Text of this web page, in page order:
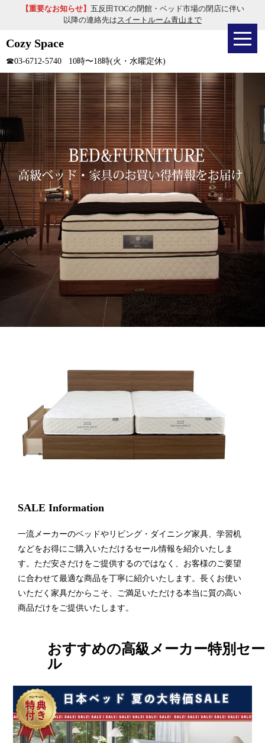
【重要なお知らせ】 五反田TOCの閉館・ベッド市場の閉店に伴い
以降の連絡先はスイートルーム青山まで
Cozy Space
☎03-6712-5740 10時〜18時(火・水曜定休)
SALE Information
一流メーカーのベッドやリビング・ダイニング家具、学習机
などをお得にご購入いただけるセール情報を紹介いたしま
す。ただ安さだけをご提供するのではなく、お客様のご要望
に合わせて最適な商品を丁寧に紹介いたします。長くお使い
いただく家具だからこそ、ご満足いただける本当に質の高い
商品だけをご提供いたします。
おすすめの高級メーカー特別セー
ル